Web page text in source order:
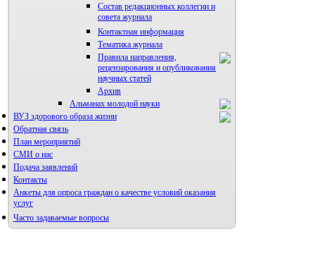
Состав редакционных коллегии и
совета журнала
Контактная информация
Тематика журнала
Правила направления,
рецензирования и опубликования
научных статей
Архив
Альманах молодой науки
Редакция журнала
ВУЗ здорового образа жизни
Фотогалерея
Обратная связь
План мероприятий
СМИ о нас
Подача заявлений
Контакты
Анкеты для опроса граждан о качестве условий оказания
услуг
Часто задаваемые вопросы